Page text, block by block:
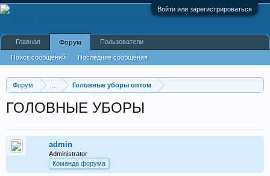
Войти или зарегистрироваться
Форум Головные уборы оптом
ГОЛОВНЫЕ УБОРЫ
admin
Administrator
Команда форума
Главная Форум
Поиск сообщений Последние сообщения
Пользователи